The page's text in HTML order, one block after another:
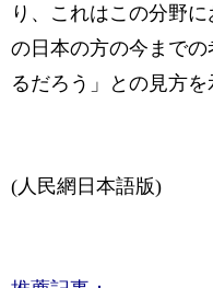
り、これはこの分野
の日本の方の今まで
るだろう」との見方を
(人民網日本語版)